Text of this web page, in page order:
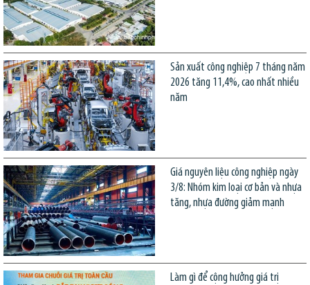
Sản xuất công nghiệp 7 tháng năm
2026 tăng 11,4%, cao nhất nhiều
năm
Giá nguyên liệu công nghiệp ngày
3/8: Nhóm kim loại cơ bản và nhựa
tăng, nhựa đường giảm mạnh
Làm gì để cộng hưởng giá trị